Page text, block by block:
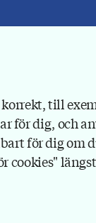
till
för dig, och
för dig om
Kontakt